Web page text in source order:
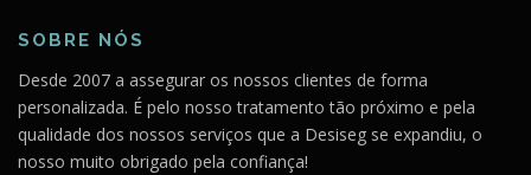
SOBRE NÓS
Desde 2007 a assegurar os nossos clientes de forma
personalizada. É pelo nosso tratamento tão próximo e pela
qualidade dos nossos serviços que a Desiseg se expandiu, o
nosso muito obrigado pela confiança!